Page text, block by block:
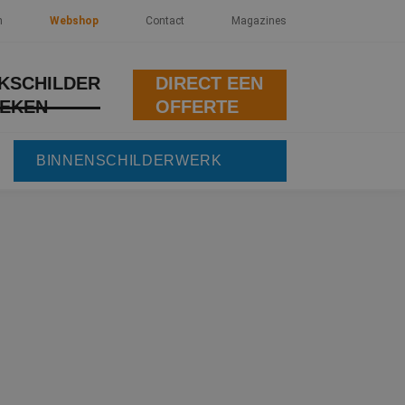
Webshop Contact Magazines
DIRECT EEN
OFFERTE
BINNENSCHILDERWERK